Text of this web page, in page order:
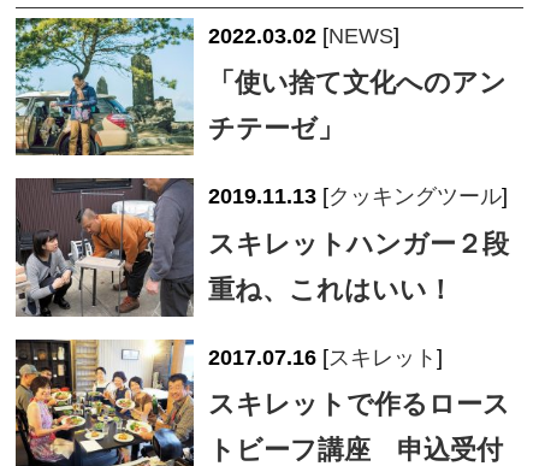
2022.03.02 [NEWS]
「使い捨て文化へのアン
チテーゼ」
2019.11.13 [クッキングツール]
スキレットハンガー２段
重ね、これはいい！
2017.07.16 [スキレット]
スキレットで作るロース
トビーフ講座 申込受付